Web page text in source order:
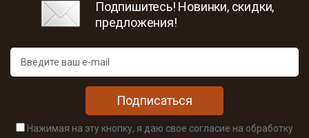
Подпишитесь! Новинки, скидки,
предложения!
Подписаться
Нажимая на эту кнопку, я даю свое согласие на обработку